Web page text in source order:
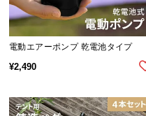
リ
ア
ト
電動エアーポンプ 乾電池タイプ
¥2,490